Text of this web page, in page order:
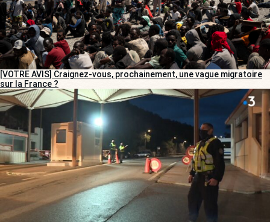
[VOTRE AVIS] Craignez-vous, prochainement, une vague migratoire
sur la France ?